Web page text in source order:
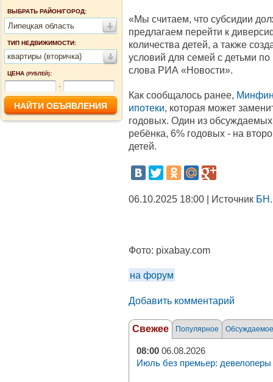
ВЫБРАТЬ РАЙОН/ГОРОД:
Липецкая область
ТИП НЕДВИЖИМОСТИ:
квартиры (вторичка)
ЦЕНА (РУБЛЕЙ):
-
«Мы считаем, что субсидии
предлагаем перейти к
количества детей, а также
условий для семей с детьми
слова РИА «Новости».
Как сообщалось ранее, Минфин
ипотеки, которая может
годовых. Один из
ребёнка, 6% годовых - на
детей.
06.10.2025 18:00 | Источник
Фото: pixabay.com
на форум
Добавить комментарий
Свежее Популярное Обсуждаемое
08:00 06.08.2026
Июль без премьер: девелоперы